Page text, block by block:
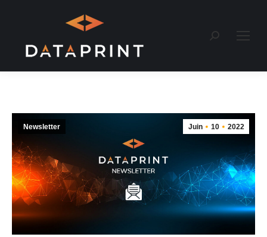
Recherche
Juin 10 2022
Newsletter